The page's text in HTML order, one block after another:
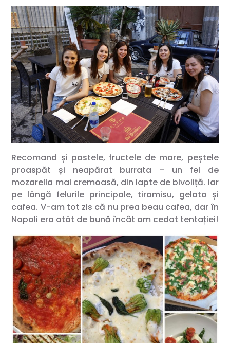
Recomand și pastele, fructele de mare, peștele
proaspăt și neapărat burrata – un fel de
mozarella mai cremoasă, din lapte de bivoliță. Iar
pe lângă felurile principale, tiramisu, gelato și
cafea. V-am tot zis că nu prea beau cafea, dar în
Napoli era atât de bună încât am cedat tentației!